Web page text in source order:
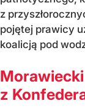
z
pojętej prawicy
koalicją pod
z